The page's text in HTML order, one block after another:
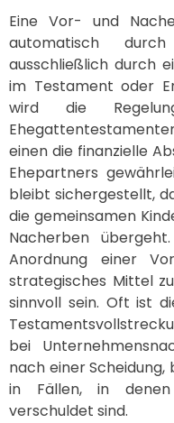
Eine Vor- und
automatisch
ausschließlich durch
im Testament oder
wird die
einen die finanzielle
Ehepartners
bleibt sichergestellt,
die gemeinsamen
Nacherben
Anordnung einer
strategisches Mittel
sinnvoll sein. Oft ist
bei
nach einer
in Fällen, in
verschuldet sind.